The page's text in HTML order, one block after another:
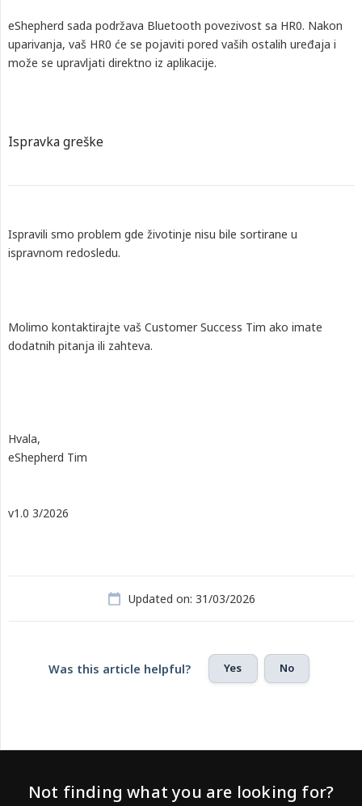
eShepherd sada podržava Bluetooth povezivost sa HR0. Nakon
uparivanja, vaš HR0 će se pojaviti pored vaših ostalih uređaja i
može se upravljati direktno iz aplikacije.
Ispravka greške
Ispravili smo problem gde životinje nisu bile sortirane u
ispravnom redosledu.
Molimo kontaktirajte vaš Customer Success Tim ako imate
dodatnih pitanja ili zahteva.
Hvala,
eShepherd Tim
v1.0 3/2026
Updated on: 31/03/2026
Was this article helpful? Yes No
Not finding what you are looking for?